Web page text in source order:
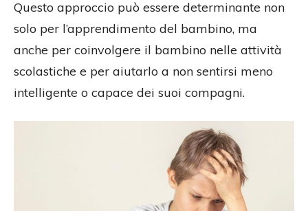
Questo approccio può essere determinante non
solo per l’apprendimento del bambino, ma
anche per coinvolgere il bambino nelle attività
scolastiche e per aiutarlo a non sentirsi meno
intelligente o capace dei suoi compagni.